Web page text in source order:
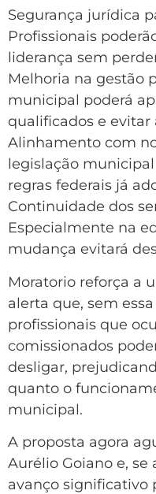
Segurança jurídica
Profissionais
liderança sem
Melhoria na gestão
municipal poderá
qualificados e evitar
Alinhamento com
legislação
regras federais já
Continuidade dos
Especialmente na
mudança evitará
Moratorio reforça a
alerta que, sem
profissionais que
comissionados
desligar,
quanto o
municipal.
A proposta agora
Aurélio Goiano e,
avanço significativo